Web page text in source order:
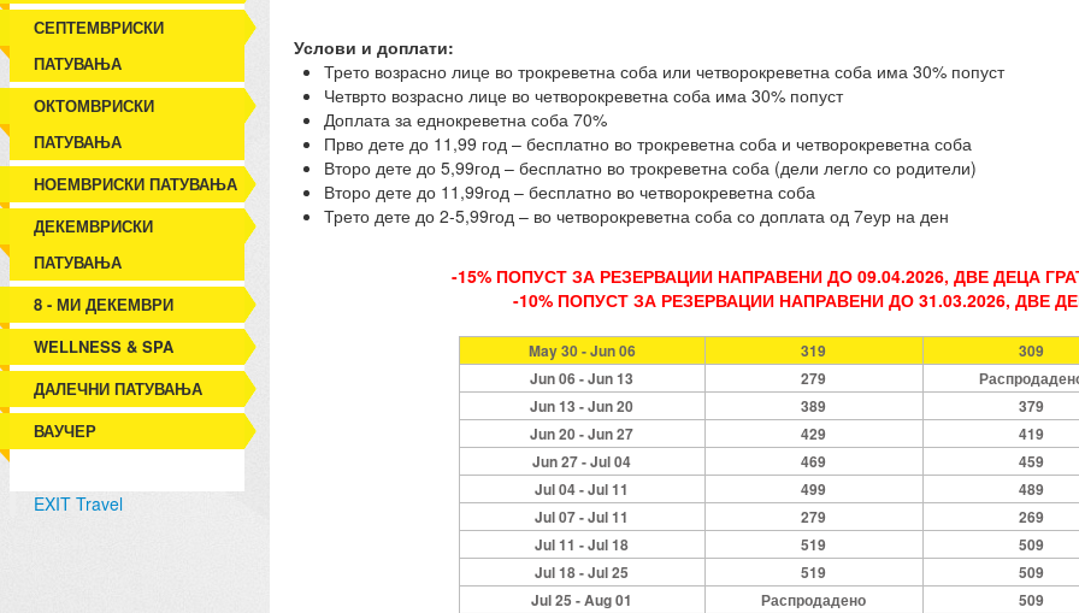
СЕПТЕМВРИСКИ
ПАТУВАЊА
ОКТОМВРИСКИ
ПАТУВАЊА
НОЕМВРИСКИ ПАТУВАЊА
ДЕКЕМВРИСКИ
ПАТУВАЊА
8 - МИ ДЕКЕМВРИ
WELLNESS & SPA
ДАЛЕЧНИ ПАТУВАЊА
ВАУЧЕР
EXIT Travel
Услови и доплати:
Трето возрасно лице во трокреветна соба или четворокреветна соба има 30% попуст
Четврто возрасно лице во четворокреветна соба има 30% попуст
Доплата за еднокреветна соба 70%
Прво дете до 11,99 год – бесплатно во трокреветна соба и четворокреветна соба
Второ дете до 5,99год – бесплатно во трокреветна соба (дели легло со родители)
Второ дете до 11,99год – бесплатно во четворокреветна соба
Трето дете до 2-5,99год – во четворокреветна соба со доплата од 7еур на ден
-15% ПОПУСТ ЗА РЕЗЕРВАЦИИ НАПРАВЕНИ ДО 09.04.2026, ДВЕ ДЕЦА
-10% ПОПУСТ ЗА РЕЗЕРВАЦИИ НАПРАВЕНИ ДО 31.03.2026, ДВЕ
May 30 - Jun 06 319
309
Jun 06 - Jun 13
279
Jun 13 - Jun 20
389
379
Jun 20 - Jun 27
429
419
Jun 27 - Jul 04
469
459
Jul 04 - Jul 11
499
489
Jul 07 - Jul 11
279
269
Jul 11 - Jul 18
519
509
Jul 18 - Jul 25
519
509
Jul 25 - Aug 01
Распродадено
509